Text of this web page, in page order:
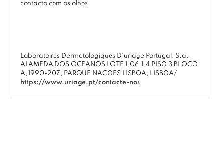
contacto com os olhos.
Laboratoires Dermatologiques D’uriage Portugal, S.a.-
ALAMEDA DOS OCEANOS LOTE 1.06.1.4 PISO 3 BLOCO
A, 1990-207, PARQUE NACOES LISBOA, LISBOA/
https://www.uriage.pt/contacte-nos